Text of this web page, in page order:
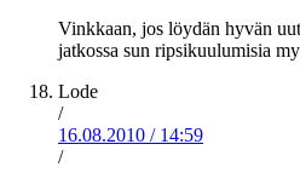
Vinkkaan, jos löydän hyvän
jatkossa sun ripsikuulumisia
Lode
/
16.08.2010 / 14:59
/